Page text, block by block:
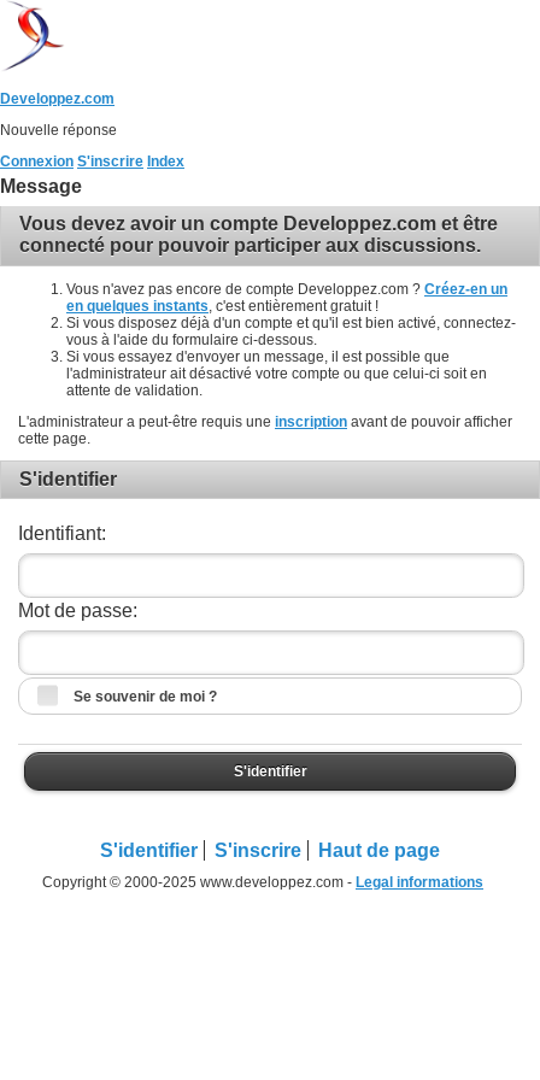
Developpez.com
Nouvelle réponse
Connexion S'inscrire Index
Message
Vous devez avoir un compte Developpez.com et être
connecté pour pouvoir participer aux discussions.
Vous n'avez pas encore de compte Developpez.com ? Créez-en un
en quelques instants , c'est entièrement gratuit !
Si vous disposez déjà d'un compte et qu'il est bien activé, connectez-
vous à l'aide du formulaire ci-dessous.
Si vous essayez d'envoyer un message, il est possible que
l'administrateur ait désactivé votre compte ou que celui-ci soit en
attente de validation.
L'administrateur a peut-être requis une inscription avant de pouvoir afficher
cette page.
S'identifier
Identifiant:
Mot de passe:
Se souvenir de moi ?
S'identifier
S'identifier S'inscrire Haut de page
Copyright © 2000-2025 www.developpez.com - Legal informations